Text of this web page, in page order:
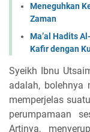
Meneguhkan
Zaman
Ma’al Hadits
Kafir dengan
Syeikh Ibnu
adalah, bolehnya
memperjelas
perumpamaan
Artinya,